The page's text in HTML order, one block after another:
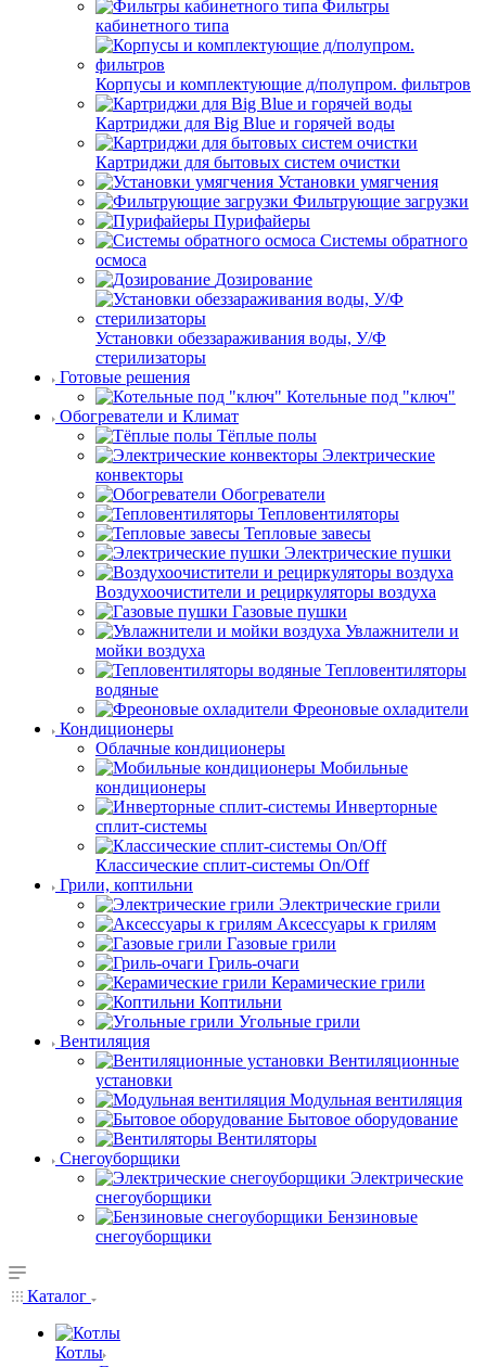
Фильтры
кабинетного типа
Корпусы и комплектующие д/полупром. фильтров
Картриджи для Big Blue и горячей воды
Картриджи для бытовых систем очистки
Установки умягчения
Фильтрующие загрузки
Пурифайеры
Системы обратного
осмоса
Дозирование
Установки обеззараживания воды, У/Ф
стерилизаторы
Готовые решения
Котельные под "ключ"
Обогреватели и Климат
Тёплые полы
Электрические
конвекторы
Обогреватели
Тепловентиляторы
Тепловые завесы
Электрические пушки
Воздухоочистители и рециркуляторы воздуха
Газовые пушки
Увлажнители и
мойки воздуха
Тепловентиляторы
водяные
Фреоновые охладители
Кондиционеры
Облачные кондиционеры
Мобильные
кондиционеры
Инверторные
сплит-системы
Классические сплит-системы On/Off
Грили, коптильни
Электрические грили
Аксессуары к грилям
Газовые грили
Гриль-очаги
Керамические грили
Коптильни
Угольные грили
Вентиляция
Вентиляционные
установки
Модульная вентиляция
Бытовое оборудование
Вентиляторы
Снегоуборщики
Электрические
снегоуборщики
Бензиновые
снегоуборщики
Каталог
Котлы